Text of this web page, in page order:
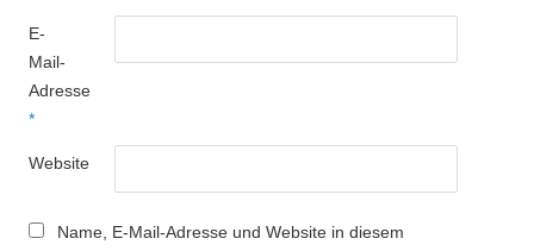
E-
Mail-
Adresse
*
Website
Name, E-Mail-Adresse und Website in diesem